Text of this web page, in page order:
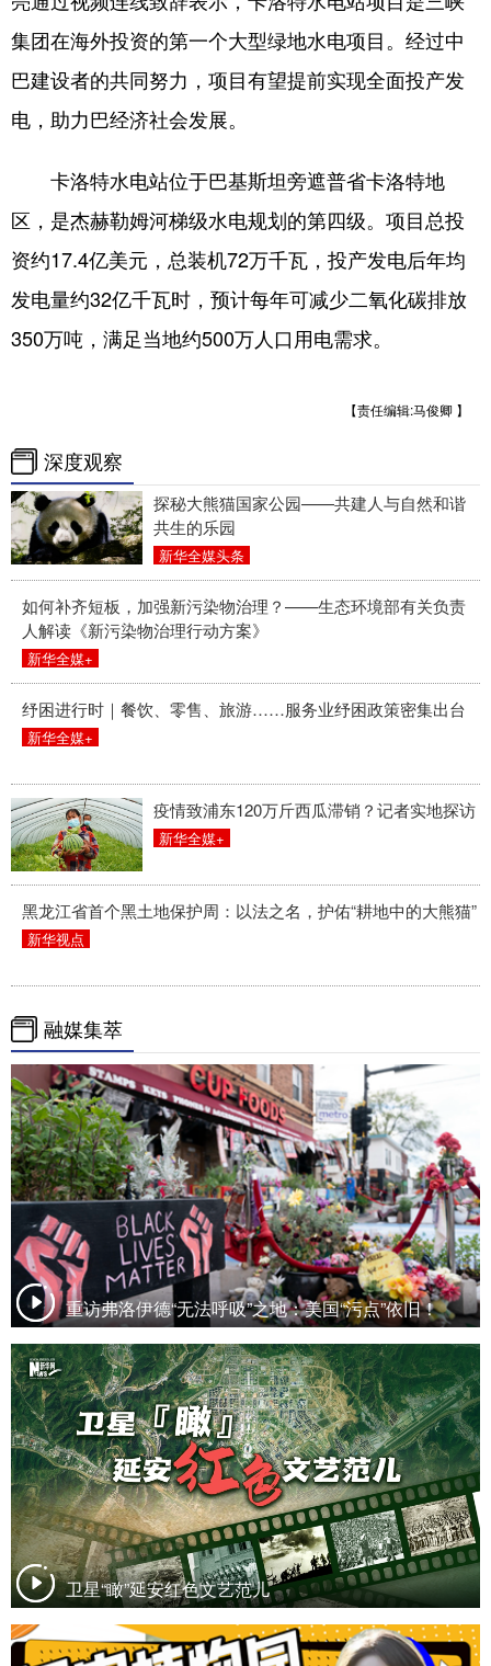
Русский язык 日本語 한국어
Deutsch Português
集团在海外投资的第一个大型绿地水电项目。经过中
巴建设者的共同努力，项目有望提前实现全面投产发
电，助力巴经济社会发展。
卡洛特水电站位于巴基斯坦旁遮普省卡洛特地
区，是杰赫勒姆河梯级水电规划的第四级。项目总投
资约17.4亿美元，总装机72万千瓦，投产发电后年均
发电量约32亿千瓦时，预计每年可减少二氧化碳排放
350万吨，满足当地约500万人口用电需求。
【责任编辑:马俊卿 】
深度观察
探秘大熊猫国家公园——共建人与自然和谐
共生的乐园
新华全媒头条
如何补齐短板，加强新污染物治理？——生态环境部有关负责
人解读《新污染物治理行动方案》
新华全媒+
纾困进行时｜餐饮、零售、旅游……服务业纾困政策密集出台
新华全媒+
疫情致浦东120万斤西瓜滞销？记者实地探访
新华全媒+
黑龙江省首个黑土地保护周：以法之名，护佑“耕地中的大熊猫”
新华视点
融媒集萃
重访弗洛伊德“无法呼吸”之地：美国“污点”依旧！
卫星“瞰”延安红色文艺范儿